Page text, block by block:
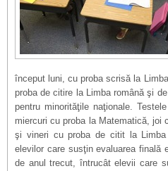
început luni, cu proba scrisă la
proba de citire la Limba română şi
pentru minorităţile naţionale.
miercuri cu proba la Matematică, joi
şi vineri cu proba de citit la
elevilor care susţin evaluarea finală
de anul trecut, întrucât elevii care